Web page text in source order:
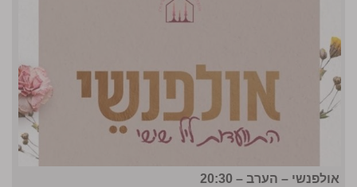
אולפנשי – הערב – 20:30